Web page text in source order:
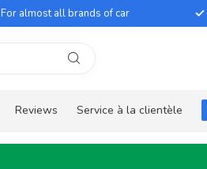
For almost all brands of car
Reviews Service à la clientèle